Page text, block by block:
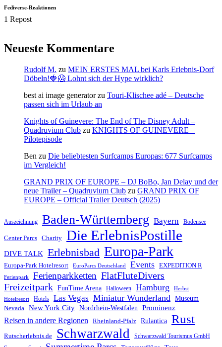
Fediverse-Reaktionen
1 Repost
Neueste Kommentare
Rudolf M. zu MEIN ERSTES MAL bei Karls Erlebnis-Dorf
Döbeln!🍓😱 Lohnt sich der Hype wirklich?
best ai image generatorzu Touri-Klischee adé – Deutsche
passen sich im Urlaub an
Knights of Guinevere: The End of The Disney Adult –
Quadruvium Club zu KNIGHTS OF GUINEVERE –
Pilotepisode
Ben zu Die beliebtesten Surfcamps Europas: 677 Surfcamps
im Vergleich!
GRAND PRIX OF EUROPE – DJ BoBo, Jan Delay und der
neue Trailer – Quadruvium Club zu GRAND PRIX OF
EUROPE – Official Trailer Deutsch (2025)
Auszeichnung Baden-Württemberg Bayern Bodensee
Center Parcs Charity Die ErlebnisPostille
DIVE TALK Erlebnisbad Europa-Park
Europa-Park Hotelresort EuroParcs Deutschland Events EXPEDITION R
Ferienpark Ferienparkketten FlatFluteDivers
Freizeitpark FunTime Arena Halloween Hamburg Herbst
Hotelresort Hotels Las Vegas Miniatur Wunderland Museum
Nevada New York City Nordrhein-Westfalen
Prominenz
Reisen in andere Regionen
Rheinland-Pfalz Rulantica Rust
Rutscherlebnis.de Schwarzwald
Schwarzwald Tourismus GmbH